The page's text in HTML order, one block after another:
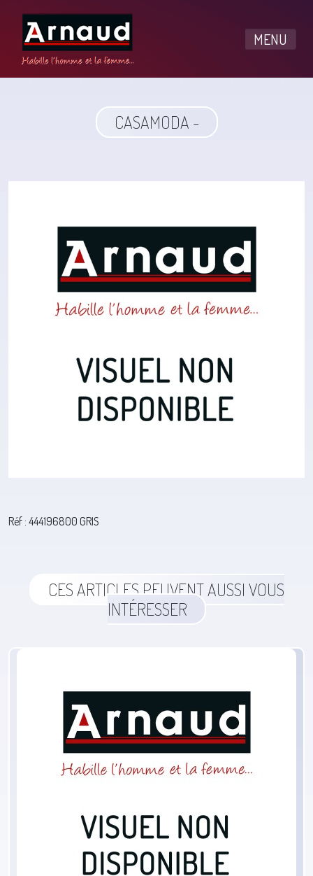
MENU
CASAMODA -
Réf : 444196800 GRIS
CES ARTICLES PEUVENT AUSSI VOUS
INTÉRESSER